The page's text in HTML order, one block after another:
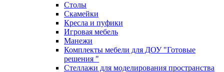
Столы
Скамейки
Кресла и пуфики
Игровая мебель
Манежи
Комплекты мебели для ДОУ "Готовые
решения "
Стеллажи для моделирования пространства